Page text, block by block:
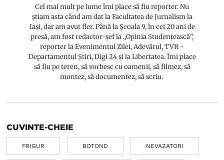
Cel mai mult pe lume îmi place să fiu reporter. Nu
știam asta când am dat la Facultatea de Jurnalism la
Iași, dar am avut fler. Până la Școala 9, în cei 20 ani de
presă, am fost redactor-șef la „Opinia Studențească”,
reporter la Evenimentul Zilei, Adevărul, TVR -
Departamentul Știri, Digi 24 și la Libertatea. Îmi place
să fiu pe teren, să vorbesc cu oamenii, să filmez, să
montez, să documentez, să scriu.
CUVINTE-CHEIE
FRIGUR BOTOND NEVAZATORI